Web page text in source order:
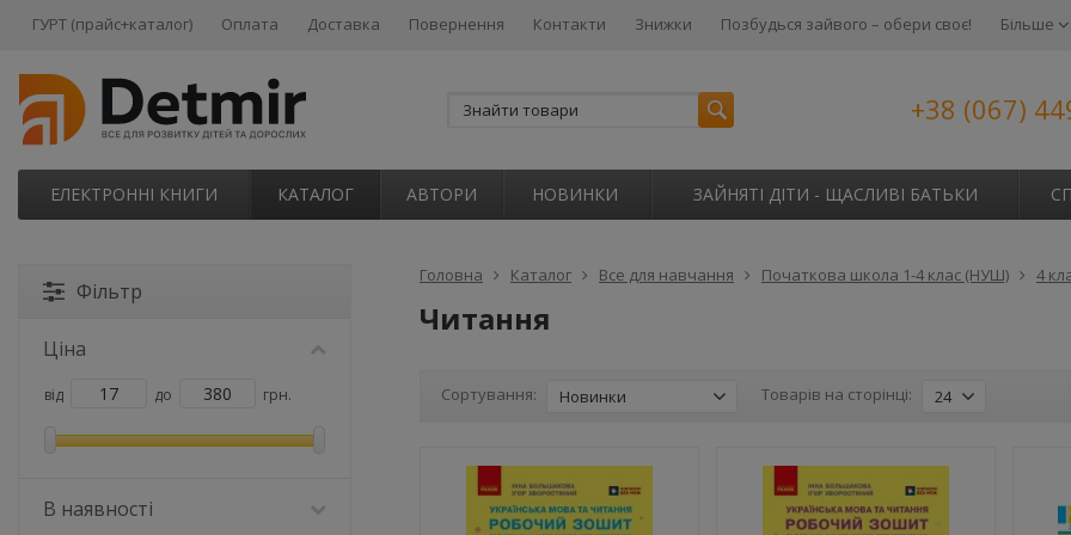
ГУРТ (прайс+каталог) Оплата Доставка Повернення Контакти Знижки Позбудься зайвого – обери своє! Більше
+38 (067)
ЕЛЕКТРОННІ КНИГИ КАТАЛОГ АВТОРИ НОВИНКИ ЗАЙНЯТІ ДІТИ - ЩАСЛИВІ БАТЬКИ
Головна Каталог Все для навчання Початкова школа 1-4 клас (НУШ) 4
Читання
Сортування: Новинки Товарів на сторінці: 24
Фільтр
Ціна
від до грн.
В наявності